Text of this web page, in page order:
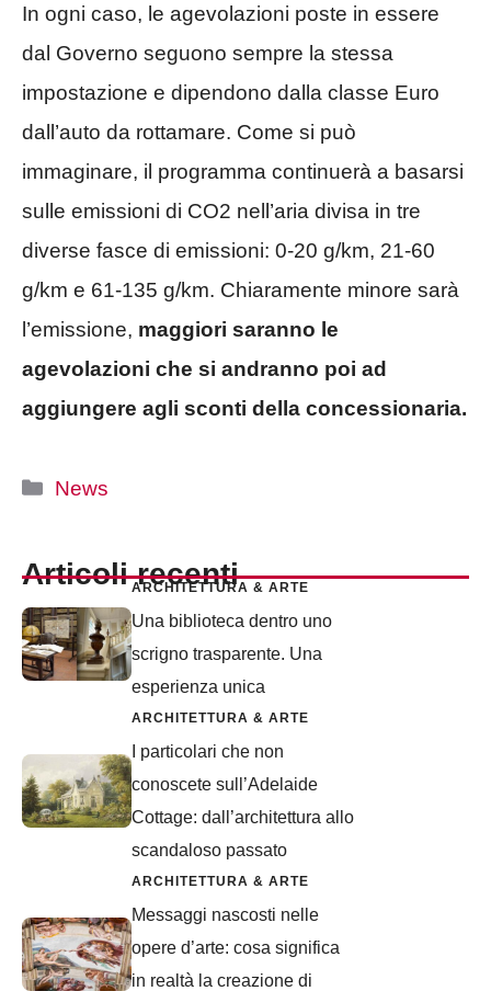
In ogni caso, le agevolazioni poste in essere
dal Governo seguono sempre la stessa
impostazione e dipendono dalla classe Euro
dall’auto da rottamare. Come si può
immaginare, il programma continuerà a basarsi
sulle emissioni di CO2 nell’aria divisa in tre
diverse fasce di emissioni: 0-20 g/km, 21-60
g/km e 61-135 g/km. Chiaramente minore sarà
l’emissione, maggiori saranno le
agevolazioni che si andranno poi ad
aggiungere agli sconti della concessionaria.
Categorie
News
Articoli recenti
ARCHITETTURA & ARTE
Una biblioteca dentro uno
scrigno trasparente. Una
esperienza unica
ARCHITETTURA & ARTE
I particolari che non
conoscete sull’Adelaide
Cottage: dall’architettura allo
scandaloso passato
ARCHITETTURA & ARTE
Messaggi nascosti nelle
opere d’arte: cosa significa
in realtà la creazione di